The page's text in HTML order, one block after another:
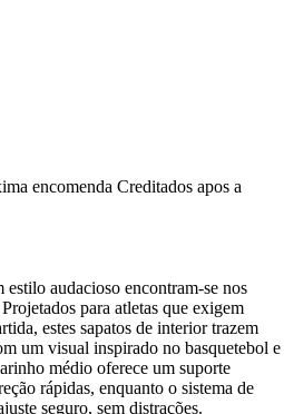
encomenda Creditados apos a
audacioso encontram-se nos
para atletas que exigem
estes sapatos de interior trazem
um visual inspirado no basquetebol e
médio oferece um suporte
rápidas, enquanto o sistema de
seguro, sem distrações.